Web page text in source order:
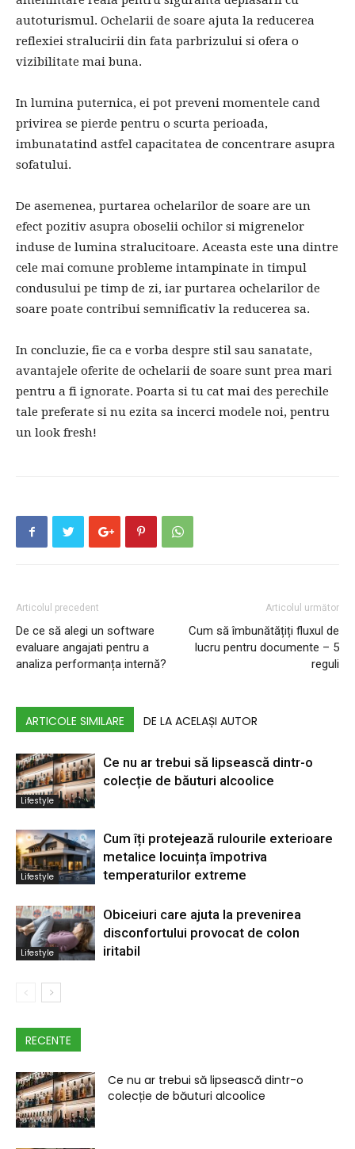
autoturismul. Ochelarii de soare ajuta la reducerea
reflexiei stralucirii din fata parbrizului si ofera o
vizibilitate mai buna.
In lumina puternica, ei pot preveni momentele cand
privirea se pierde pentru o scurta perioada,
imbunatatind astfel capacitatea de concentrare asupra
sofatului.
De asemenea, purtarea ochelarilor de soare are un
efect pozitiv asupra oboselii ochilor si migrenelor
induse de lumina stralucitoare. Aceasta este una dintre
cele mai comune probleme intampinate in timpul
condusului pe timp de zi, iar purtarea ochelarilor de
soare poate contribui semnificativ la reducerea sa.
In concluzie, fie ca e vorba despre stil sau sanatate,
avantajele oferite de ochelarii de soare sunt prea mari
pentru a fi ignorate. Poarta si tu cat mai des perechile
tale preferate si nu ezita sa incerci modele noi, pentru
un look fresh!
Articolul precedent
De ce să alegi un software
evaluare angajati pentru a
analiza performanța internă?
Articolul următor
Cum să îmbunătățiți fluxul de
lucru pentru documente – 5
reguli
ARTICOLE SIMILARE DE LA ACELAȘI AUTOR
Lifestyle
Ce nu ar trebui să lipsească dintr-o
colecție de băuturi alcoolice
Lifestyle
Cum îți protejează rulourile exterioare
metalice locuința împotriva
temperaturilor extreme
Lifestyle
Obiceiuri care ajuta la prevenirea
disconfortului provocat de colon
iritabil
RECENTE
Ce nu ar trebui să lipsească dintr-o
colecție de băuturi alcoolice